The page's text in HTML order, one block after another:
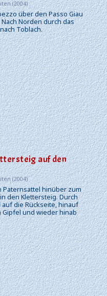
(2004)
über den Passo Giau
Norden durch das
Toblach.
auf den
(2004)
hinüber zum
den Klettersteig. Durch
die Rückseite, hinauf
Gipfel und wieder hinab